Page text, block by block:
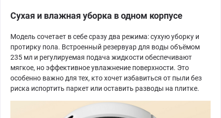
Сухая и влажная уборка в одном корпусе
Модель сочетает в себе сразу два режима: сухую уборку и
протирку пола. Встроенный резервуар для воды объёмом
235 мл и регулируемая подача жидкости обеспечивают
мягкое, но эффективное увлажнение поверхности. Это
особенно важно для тех, кто хочет избавиться от пыли без
риска испортить паркет или оставить разводы на плитке.